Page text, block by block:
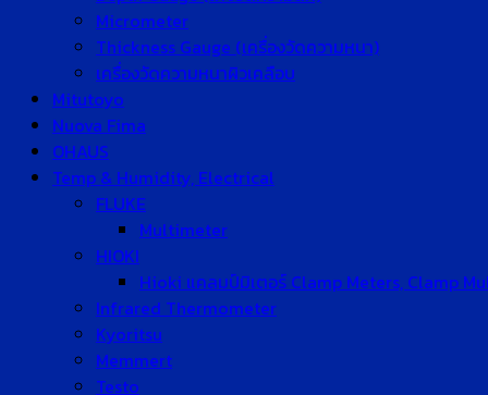
Micrometer
Thickness Gauge (เครื่องวัดความหนา)
เครื่องวัดความหนาผิวเคลือบ
Mitutoyo
Nuova Fima
OHAUS
Temp & Humidity, Electrical
FLUKE
Multimeter
HIOKI
Hioki แคลมป์มิเตอร์ Clamp Meters, Clamp
Infrared Thermometer
Kyoritsu
Memmert
Testo